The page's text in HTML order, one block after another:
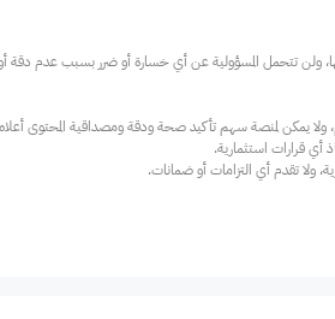
ولا تقدم أي التزامات أو ضمانات.